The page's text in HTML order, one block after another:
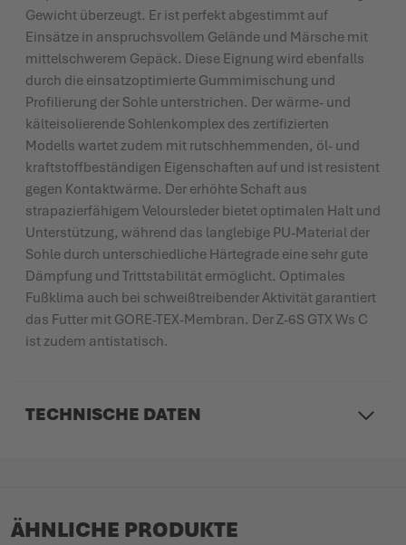
Gewicht überzeugt. Er ist perfekt abgestimmt auf
Einsätze in anspruchsvollem Gelände und Märsche mit
mittelschwerem Gepäck. Diese Eignung wird ebenfalls
durch die einsatzoptimierte Gummimischung und
Profilierung der Sohle unterstrichen. Der wärme- und
kälteisolierende Sohlenkomplex des zertifizierten
Modells wartet zudem mit rutschhemmenden, öl- und
kraftstoffbeständigen Eigenschaften auf und ist resistent
gegen Kontaktwärme. Der erhöhte Schaft aus
strapazierfähigem Veloursleder bietet optimalen Halt und
Unterstützung, während das langlebige PU-Material der
Sohle durch unterschiedliche Härtegrade eine sehr gute
Dämpfung und Trittstabilität ermöglicht. Optimales
Fußklima auch bei schweißtreibender Aktivität garantiert
das Futter mit GORE-TEX-Membran. Der Z-6S GTX Ws C
ist zudem antistatisch.
TECHNISCHE DATEN
ÄHNLICHE PRODUKTE